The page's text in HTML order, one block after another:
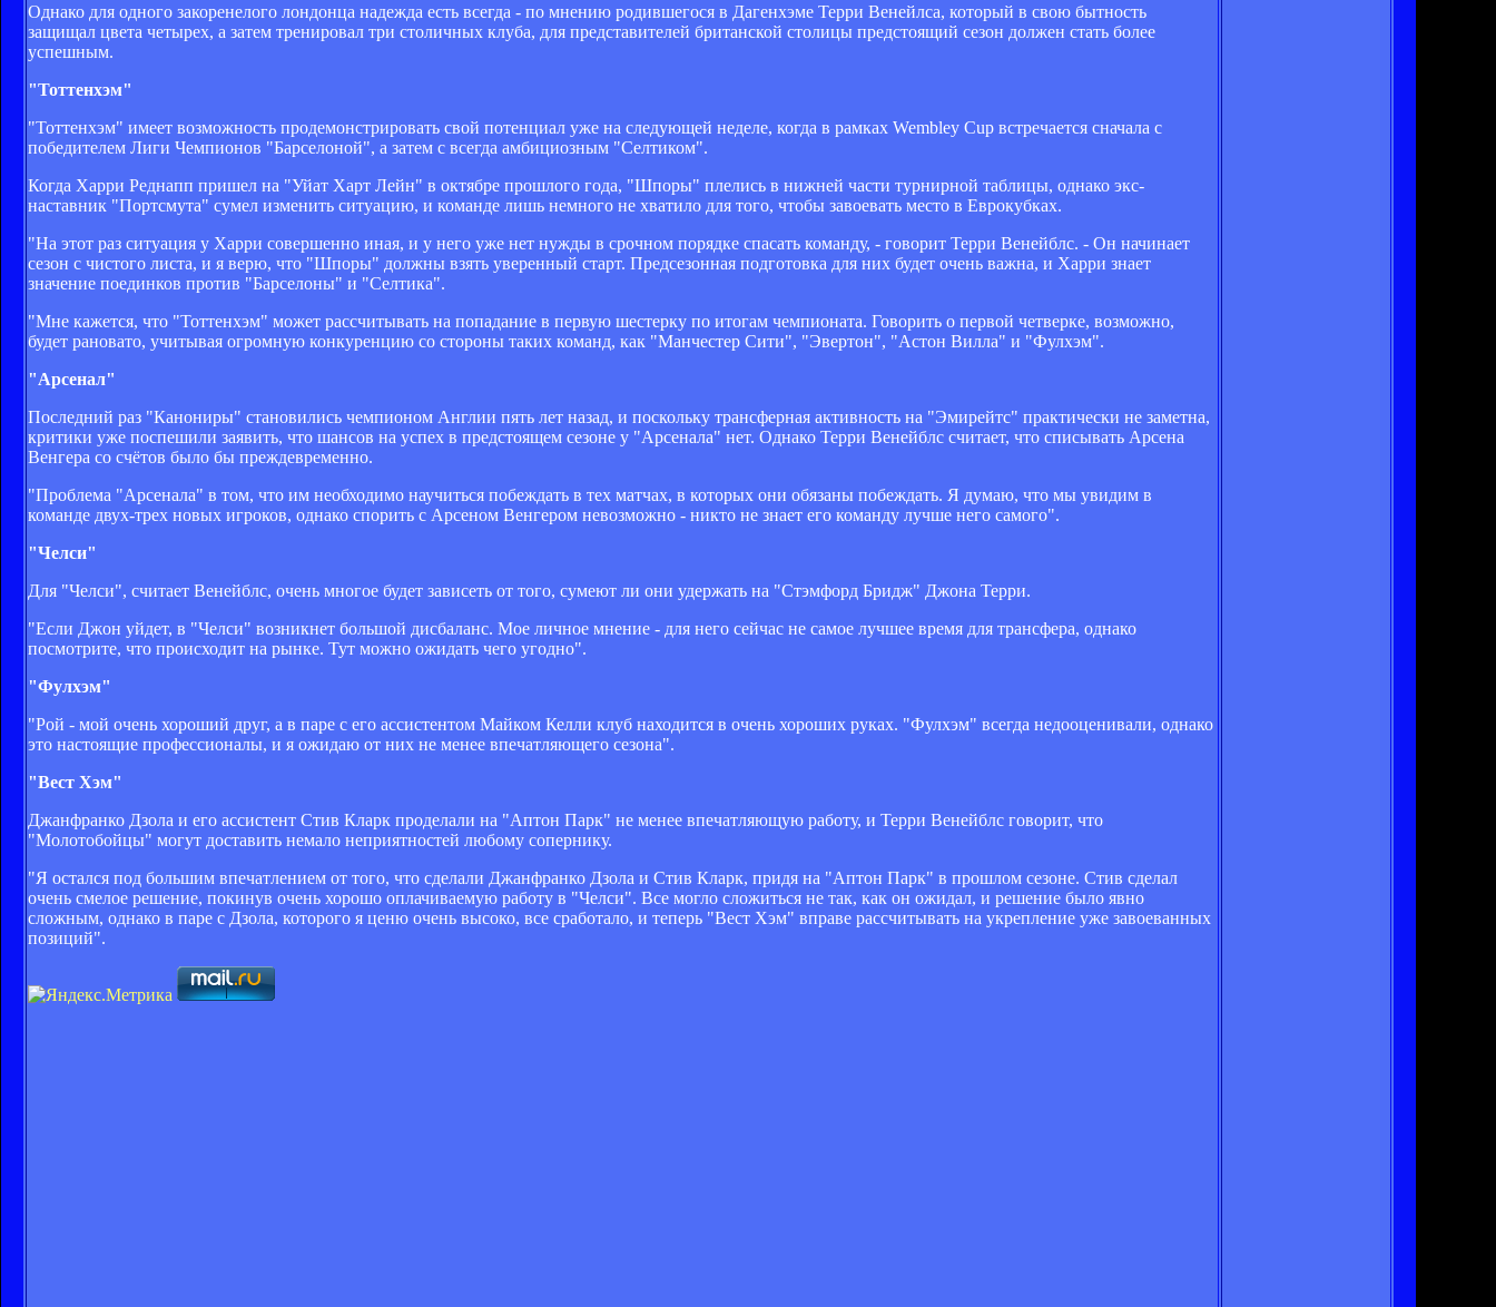
Однако для одного закоренелого лондонца надежда есть всегда - по мнению родившегося в Дагенхэме Терри Венейлса, который в свою бытность
защищал цвета четырех, а затем тренировал три столичных клуба, для представителей британской столицы предстоящий сезон должен стать более
успешным.
"Тоттенхэм"
"Тоттенхэм" имеет возможность продемонстрировать свой потенциал уже на следующей неделе, когда в рамках Wembley Cup встречается сначала с
победителем Лиги Чемпионов "Барселоной", а затем с всегда амбициозным "Селтиком".
Когда Харри Реднапп пришел на "Уйат Харт Лейн" в октябре прошлого года, "Шпоры" плелись в нижней части турнирной таблицы, однако экс-
наставник "Портсмута" сумел изменить ситуацию, и команде лишь немного не хватило для того, чтобы завоевать место в Еврокубках.
"На этот раз ситуация у Харри совершенно иная, и у него уже нет нужды в срочном порядке спасать команду, - говорит Терри Венейблс. - Он начинает
сезон с чистого листа, и я верю, что "Шпоры" должны взять уверенный старт. Предсезонная подготовка для них будет очень важна, и Харри знает
значение поединков против "Барселоны" и "Селтика".
"Мне кажется, что "Тоттенхэм" может рассчитывать на попадание в первую шестерку по итогам чемпионата. Говорить о первой четверке, возможно,
будет рановато, учитывая огромную конкуренцию со стороны таких команд, как "Манчестер Сити", "Эвертон", "Астон Вилла" и "Фулхэм".
"Арсенал"
Последний раз "Канониры" становились чемпионом Англии пять лет назад, и поскольку трансферная активность на "Эмирейтс" практически не заметна,
критики уже поспешили заявить, что шансов на успех в предстоящем сезоне у "Арсенала" нет. Однако Терри Венейблс считает, что списывать Арсена
Венгера со счётов было бы преждевременно.
"Проблема "Арсенала" в том, что им необходимо научиться побеждать в тех матчах, в которых они обязаны побеждать. Я думаю, что мы увидим в
команде двух-трех новых игроков, однако спорить с Арсеном Венгером невозможно - никто не знает его команду лучше него самого".
"Челси"
Для "Челси", считает Венейблс, очень многое будет зависеть от того, сумеют ли они удержать на "Стэмфорд Бридж" Джона Терри.
"Если Джон уйдет, в "Челси" возникнет большой дисбаланс. Мое личное мнение - для него сейчас не самое лучшее время для трансфера, однако
посмотрите, что происходит на рынке. Тут можно ожидать чего угодно".
"Фулхэм"
"Рой - мой очень хороший друг, а в паре с его ассистентом Майком Келли клуб находится в очень хороших руках. "Фулхэм" всегда недооценивали, однако
это настоящие профессионалы, и я ожидаю от них не менее впечатляющего сезона".
"Вест Хэм"
Джанфранко Дзола и его ассистент Стив Кларк проделали на "Аптон Парк" не менее впечатляющую работу, и Терри Венейблс говорит, что
"Молотобойцы" могут доставить немало неприятностей любому сопернику.
"Я остался под большим впечатлением от того, что сделали Джанфранко Дзола и Стив Кларк, придя на "Аптон Парк" в прошлом сезоне. Стив сделал
очень смелое решение, покинув очень хорошо оплачиваемую работу в "Челси". Все могло сложиться не так, как он ожидал, и решение было явно
сложным, однако в паре с Дзола, которого я ценю очень высоко, все сработало, и теперь "Вест Хэм" вправе рассчитывать на укрепление уже завоеванных
позиций".